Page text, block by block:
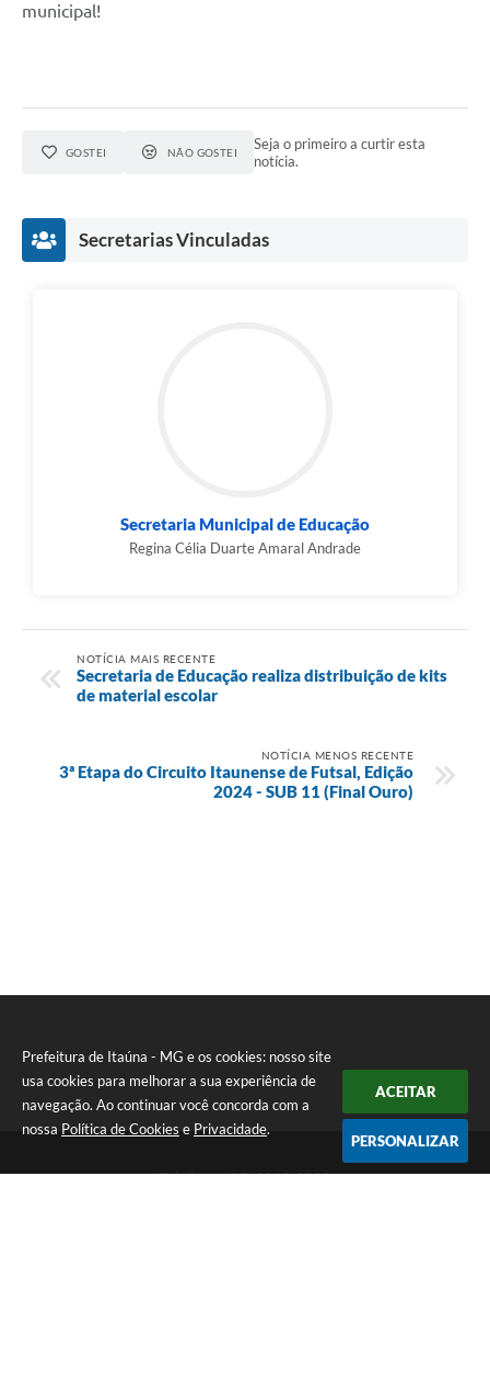
Prefeitura de Itaúna - MG e os cookies: nosso site
usa cookies para melhorar a sua experiência de
navegação. Ao continuar você concorda com a
nossa Política de Cookies e Privacidade.
ACEITAR
PERSONALIZAR
municipal!
GOSTEI NÃO GOSTEI
Seja o primeiro a curtir esta
notícia.
Secretarias Vinculadas
Secretaria Municipal de Educação
Regina Célia Duarte Amaral Andrade
NOTÍCIA MAIS RECENTE
Secretaria de Educação realiza distribuição de kits
de material escolar
NOTÍCIA MENOS RECENTE
3ª Etapa do Circuito Itaunense de Futsal, Edição
2024 - SUB 11 (Final Ouro)
Telefone: (37) 3249-9500